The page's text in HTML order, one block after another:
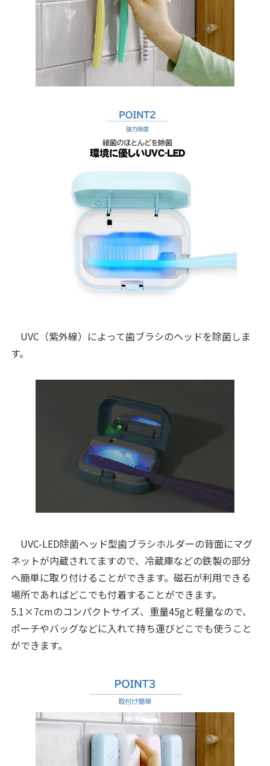
UVC（紫外線）によって歯ブラシのヘッドを除菌しま
す。
UVC-LED除菌ヘッド型歯ブラシホルダーの背面にマグ
ネットが内蔵されてますので、冷蔵庫などの鉄製の部分
へ簡単に取り付けることができます。磁石が利用できる
場所であればどこでも付着することができます。
5.1×7cmのコンパクトサイズ、重量45gと軽量なので、
ポーチやバッグなどに入れて持ち運びどこでも使うこと
ができます。